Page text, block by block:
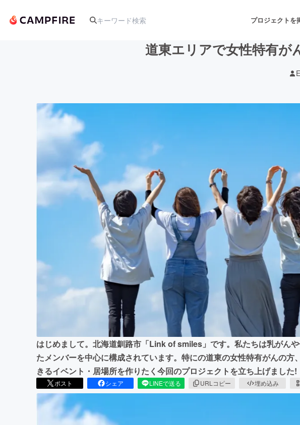
プロジェクトを
テクノロジー・ガジェット
映像・映画 書籍・雑誌出版
ビジネス・起業 チャレンジ
まちづくり・地域活性化
道東エリアで女性特有が
はじめまして。北海道釧路市「Link of smiles」です。私たちは乳がん
たメンバーを中心に構成されています。特にの道東の女性特有がんの方
きるイベント・居場所を作りたく今回のプロジェクトを立ち上げました!
ポスト シェア LINEで送る URLコピー 埋め込み